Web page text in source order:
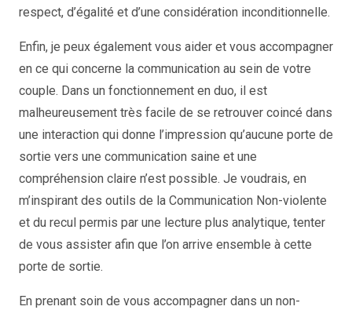
respect, d’égalité et d’une considération inconditionnelle.
Enfin, je peux également vous aider et vous accompagner
en ce qui concerne la communication au sein de votre
couple. Dans un fonctionnement en duo, il est
malheureusement très facile de se retrouver coincé dans
une interaction qui donne l’impression qu’aucune porte de
sortie vers une communication saine et une
compréhension claire n’est possible. Je voudrais, en
m’inspirant des outils de la Communication Non-violente
et du recul permis par une lecture plus analytique, tenter
de vous assister afin que l’on arrive ensemble à cette
porte de sortie.
En prenant soin de vous accompagner dans un non-